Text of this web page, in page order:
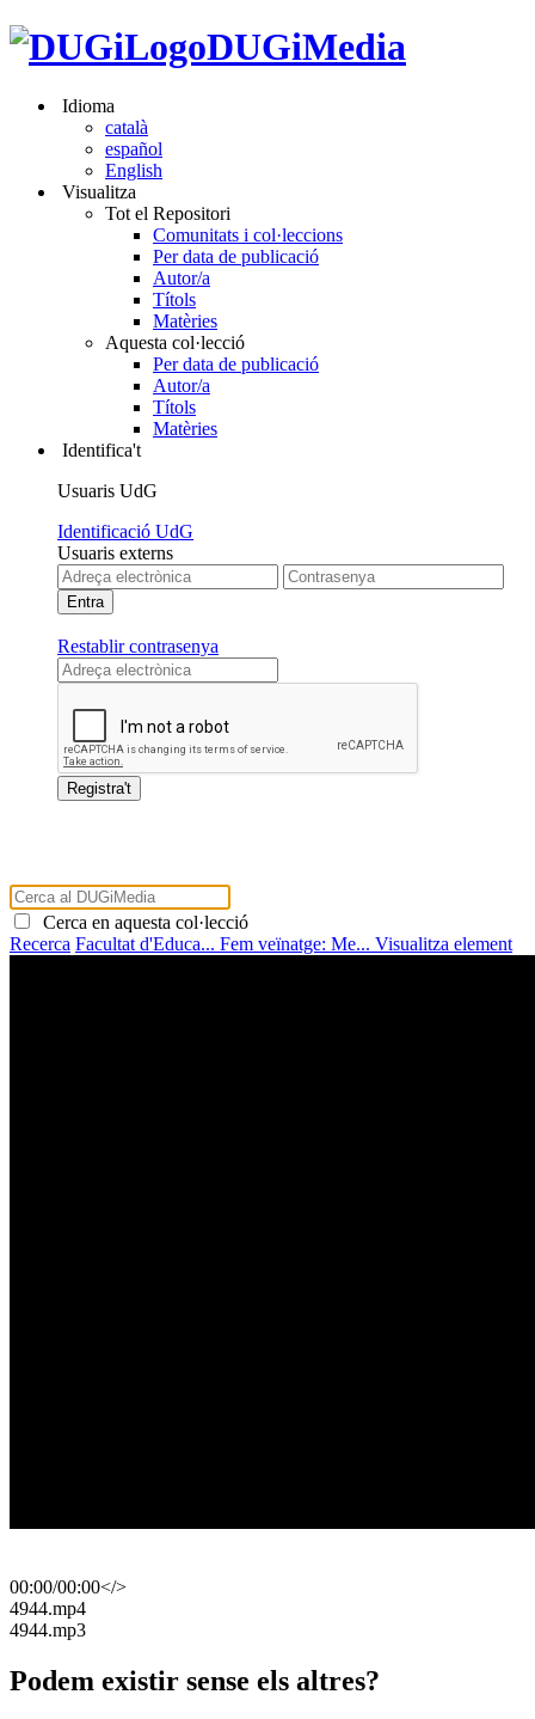
DUGiMedia
Idioma
català
español
English
Visualitza
Tot el Repositori
Comunitats i col·leccions
Per data de publicació
Autor/a
Títols
Matèries
Aquesta col·lecció
Per data de publicació
Autor/a
Títols
Matèries
Identifica't
Usuaris UdG
Identificació UdG
Usuaris externs
Restablir contrasenya
Cerca en aquesta col·lecció
Recerca Facultat d'Educa... Fem veïnatge: Me... Visualitza element
00:00/00:00</>
​4944.mp4
​4944.mp3
Podem existir sense els altres?